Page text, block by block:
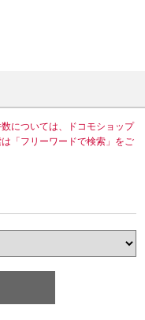
については、ドコモショップ
「フリーワードで検索」をご